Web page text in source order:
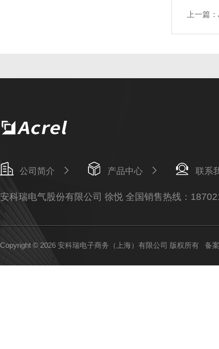
上一篇：
公司简介 产品中心 联系
安科瑞电气股份有限公司 徐悦 全国销售热线：
Copyright © 2026 安科瑞电子商务（上海）有限公司 版权所有 备